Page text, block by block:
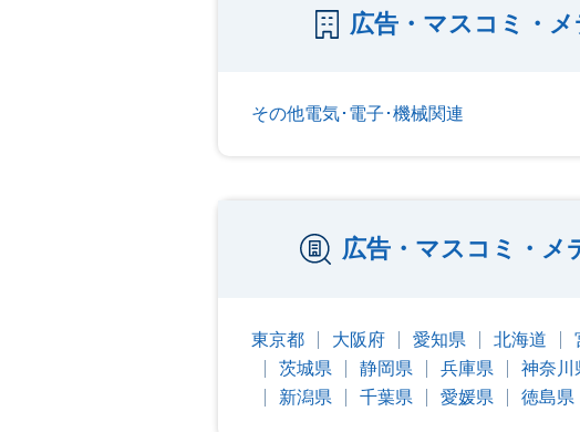
広告・マスコミ・
その他電気･電子･機械関連
広告・マスコミ・メ
東京都 大阪府 愛知県 北海道
茨城県
静岡県 兵庫県 神奈川
新潟県
千葉県 愛媛県 徳島県